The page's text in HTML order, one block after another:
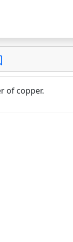
of copper.